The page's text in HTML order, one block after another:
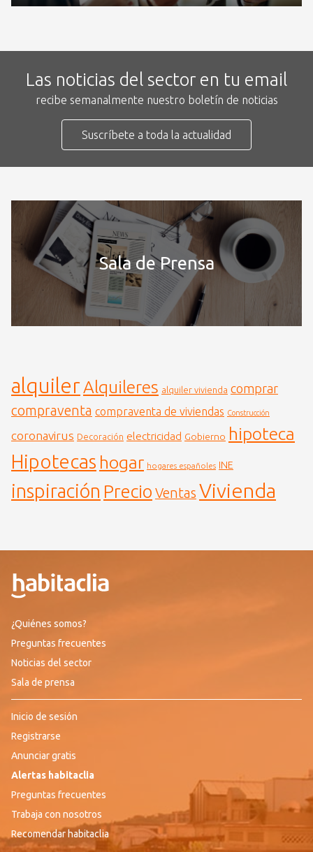
Las noticias del sector en tu email
recibe semanalmente nuestro boletín de noticias
Suscríbete a toda la actualidad
Sala de Prensa
alquiler Alquileres alquiler vivienda comprar
compraventa compraventa de viviendas Construcción
coronavirus Decoración electricidad Gobierno hipoteca
Hipotecas hogar hogares españoles INE
inspiración Precio Ventas Vivienda
¿Quiénes somos?
Preguntas frecuentes
Noticias del sector
Sala de prensa
Inicio de sesión
Registrarse
Anunciar gratis
Alertas habitaclia
Preguntas frecuentes
Trabaja con nosotros
Recomendar habitaclia